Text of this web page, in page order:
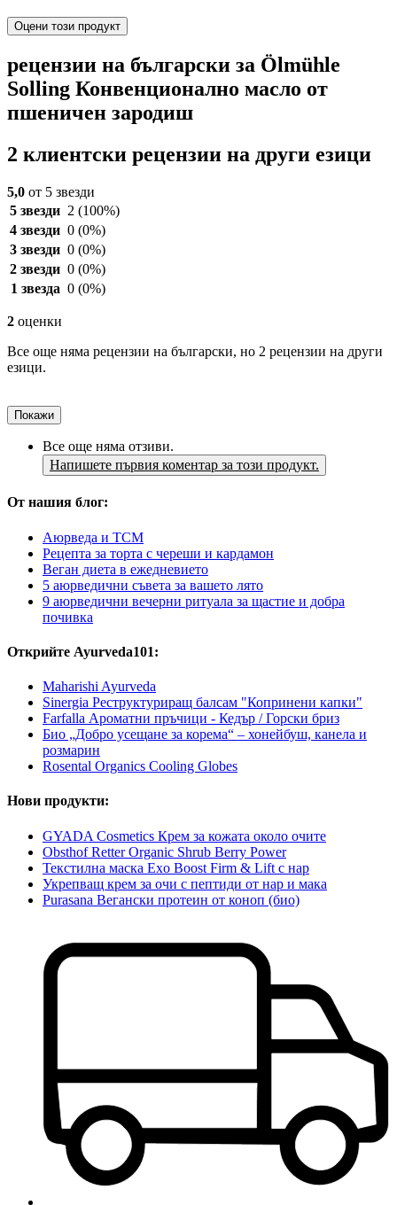
Оцени този продукт
рецензии на български за Ölmühle
Solling Конвенционално масло от
пшеничен зародиш
2 клиентски рецензии на други езици
5,0 от 5 звезди
5 звезди 2 (100%)
4 звезди 0 (0%)
3 звезди 0 (0%)
2 звезди 0 (0%)
1 звезда 0 (0%)
2 оценки
Все още няма рецензии на български, но 2 рецензии на други
езици.
Покажи
Все още няма отзиви.
Напишете първия коментар за този продукт.
От нашия блог:
Аюрведа и TCM
Рецепта за торта с череши и кардамон
Веган диета в ежедневието
5 аюрведични съвета за вашето лято
9 аюрведични вечерни ритуала за щастие и добра
почивка
Открийте Ayurveda101:
Maharishi Ayurveda
Sinergia Реструктуриращ балсам "Копринени капки"
Farfalla Ароматни пръчици - Кедър / Горски бриз
Био „Добро усещане за корема“ – хонейбуш, канела и
розмарин
Rosental Organics Cooling Globes
Нови продукти:
GYADA Cosmetics Крем за кожата около очите
Obsthof Retter Organic Shrub Berry Power
Текстилна маска Exo Boost Firm & Lift с нар
Укрепващ крем за очи с пептиди от нар и мака
Purasana Вегански протеин от коноп (био)